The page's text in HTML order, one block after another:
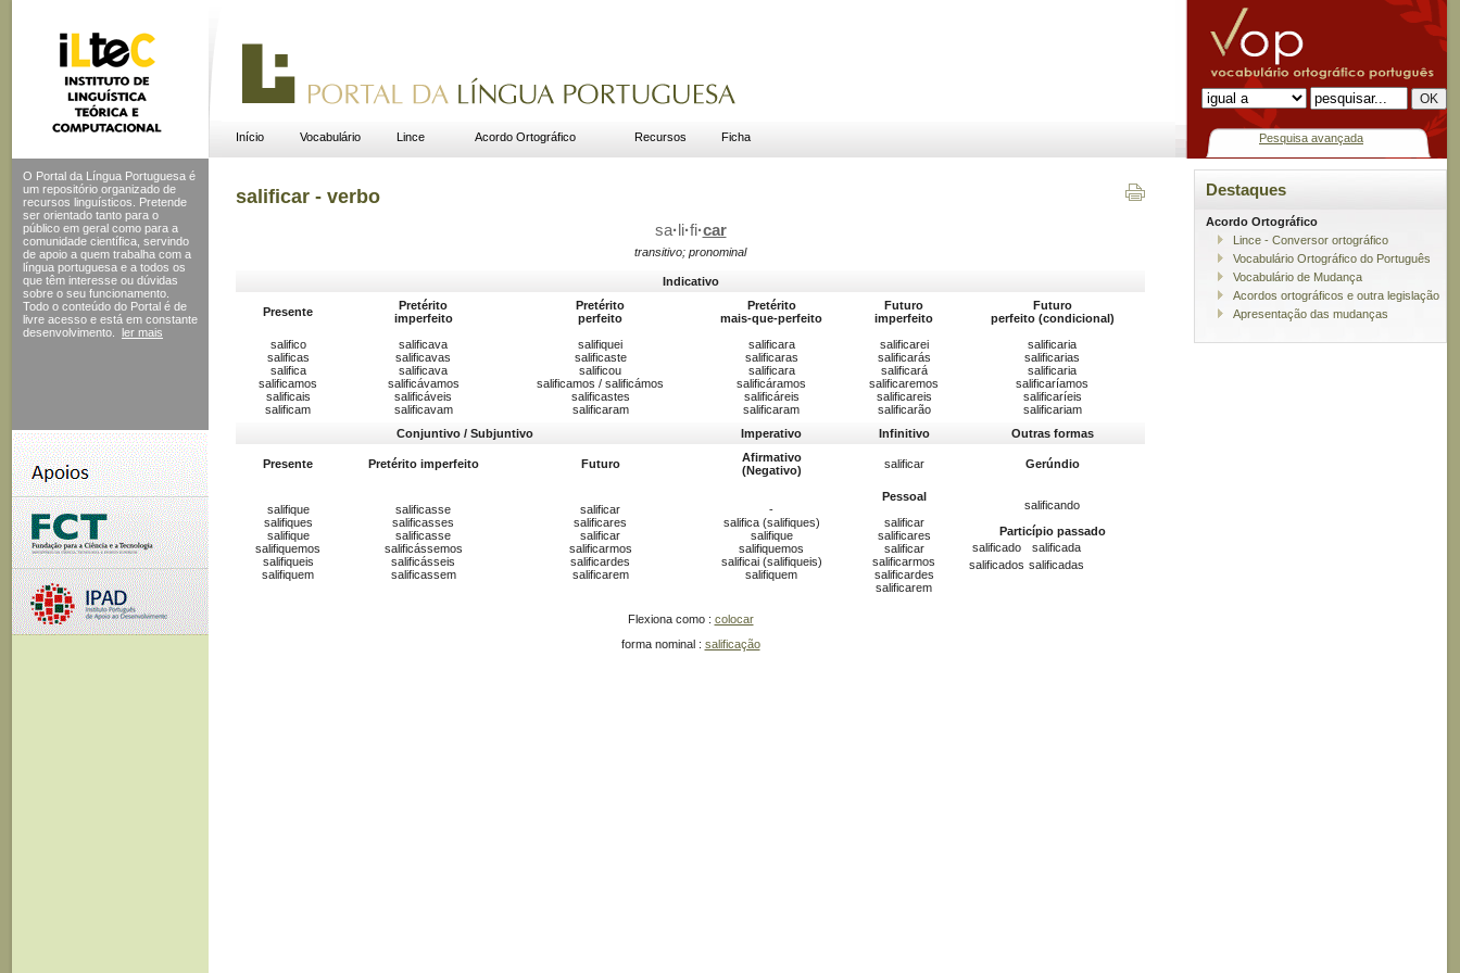
Início Vocabulário Lince Acordo Ortográfico Recursos Ficha Pesquisa avançada
O Portal da Língua Portuguesa é
um repositório organizado de
recursos linguísticos. Pretende
ser orientado tanto para o
público em geral como para a
comunidade científica, servindo
de apoio a quem trabalha com a
língua portuguesa e a todos os
que têm interesse ou dúvidas
sobre o seu funcionamento.
Todo o conteúdo do Portal é de
livre acesso e está em constante
desenvolvimento.
ler mais
salificar - verbo
sa· li·fi·car
transitivo; pronominal
Indicativo
Presente
Pretérito
imperfeito
Pretérito
perfeito
Pretérito
mais-que-perfeito
Futuro
imperfeito
Futuro
perfeito (condicional)
salifico
salificas
salifica
salificamos
salificais
salificam
salificava
salificavas
salificava
salificávamos
salificáveis
salificavam
salifiquei
salificaste
salificou
salificamos / salificámos
salificastes
salificaram
salificara
salificaras
salificara
salificáramos
salificáreis
salificaram
salificarei
salificarás
salificará
salificaremos
salificareis
salificarão
salificaria
salificarias
salificaria
salificaríamos
salificaríeis
salificariam
Conjuntivo / Subjuntivo
Imperativo Infinitivo Outras formas
Presente Pretérito imperfeito Futuro
Afirmativo
(Negativo)
salificar Gerúndio
salifique
salifiques
salifique
salifiquemos
salifiqueis
salifiquem
salificasse
salificasses
salificasse
salificássemos
salificásseis
salificassem
salificar
salificares
salificar
salificarmos
salificardes
salificarem
-
salifica (salifiques)
salifique
salifiquemos
salificai (salifiqueis)
salifiquem
Pessoal
salificar
salificares
salificar
salificarmos
salificardes
salificarem
salificando
Particípio passado
salificado
salificada
salificados salificadas
Flexiona como : colocar
forma nominal : salificação
Destaques
Acordo Ortográfico
Lince - Conversor ortográfico
Vocabulário Ortográfico do Português
Vocabulário de Mudança
Acordos ortográficos e outra legislação
Apresentação das mudanças